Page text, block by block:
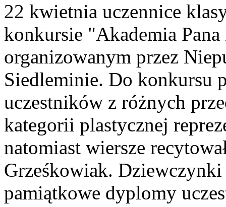
22 kwietnia uczennice
konkursie "Akademia
organizowanym przez
Siedleminie. Do konkursu
uczestników z różnych
kategorii plastycznej
natomiast wiersze
Grześkowiak.
pamiątkowe dyplomy